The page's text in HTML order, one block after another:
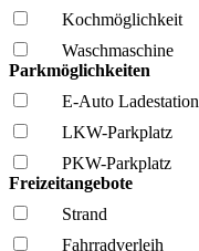
Kochmöglich­keit
Wasch­maschine
Parkmöglichkeiten
E-Auto Ladestation
LKW-Parkplatz
PKW-Parkplatz
Freizeitangebote
Strand
Fahrrad­verleih